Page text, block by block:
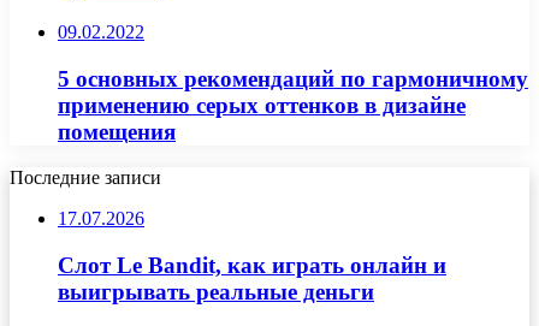
09.02.2022
5 основных рекомендаций по гармоничному
применению серых оттенков в дизайне
помещения
Последние записи
17.07.2026
Слот Le Bandit, как играть онлайн и
выигрывать реальные деньги